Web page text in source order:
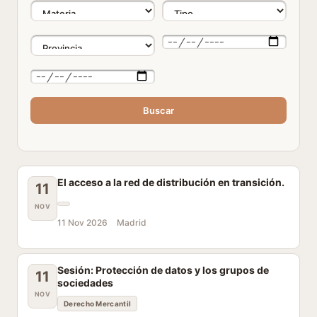
Buscar
11
NOV
El acceso a la red de distribución en transición.
11 Nov 2026 Madrid
11
NOV
Sesión: Protección de datos y los grupos de
sociedades
Derecho Mercantil